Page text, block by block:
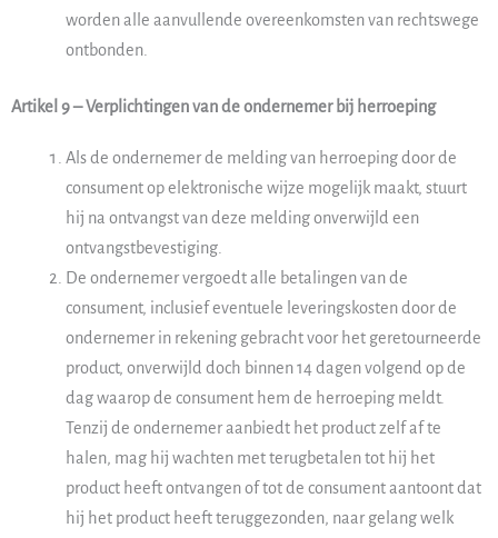
worden alle aanvullende overeenkomsten van rechtswege
ontbonden.
Artikel 9 – Verplichtingen van de ondernemer bij herroeping
Als de ondernemer de melding van herroeping door de
consument op elektronische wijze mogelijk maakt, stuurt
hij na ontvangst van deze melding onverwijld een
ontvangstbevestiging.
De ondernemer vergoedt alle betalingen van de
consument, inclusief eventuele leveringskosten door de
ondernemer in rekening gebracht voor het geretourneerde
product, onverwijld doch binnen 14 dagen volgend op de
dag waarop de consument hem de herroeping meldt.
Tenzij de ondernemer aanbiedt het product zelf af te
halen, mag hij wachten met terugbetalen tot hij het
product heeft ontvangen of tot de consument aantoont dat
hij het product heeft teruggezonden, naar gelang welk